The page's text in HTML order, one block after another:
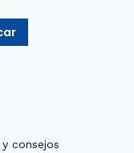
consejos